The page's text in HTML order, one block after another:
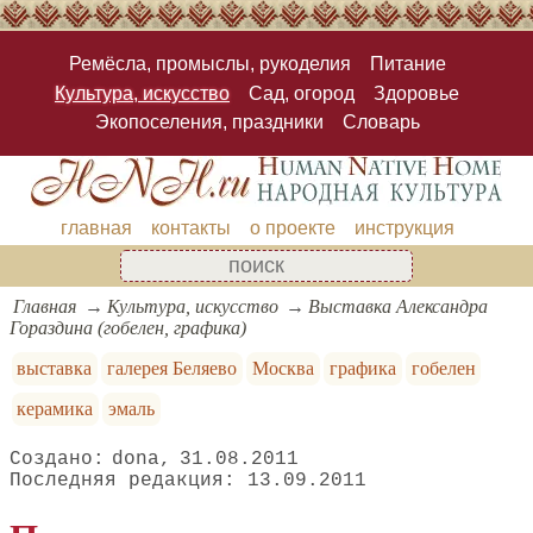
Ремёсла, промыслы, рукоделия
Питание
Культура, искусство
Сад, огород
Здоровье
Экопоселения, праздники
Словарь
главная контакты о проекте инструкция
Главная Культура, искусство
Выставка Александра
Гораздина (гобелен, графика)
выставка
галерея Беляево Москва графика
гобелен
керамика
эмаль
dona
31.08.2011
13.09.2011